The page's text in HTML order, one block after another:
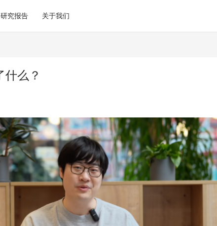
研究报告 关于我们
么？